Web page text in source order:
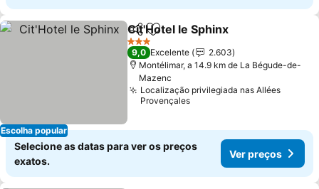
Escolha popular
PartilharAdicionar aos favoritos
Cit'Hotel le Sphinx
3 Estrelas
9,0 Excelente
2.603
Montélimar, a 14.9 km de La Bégude-de-
Mazenc
Localização privilegiada nas Allées
Provençales
Selecione as datas para ver os preços
exatos.
Ver preços